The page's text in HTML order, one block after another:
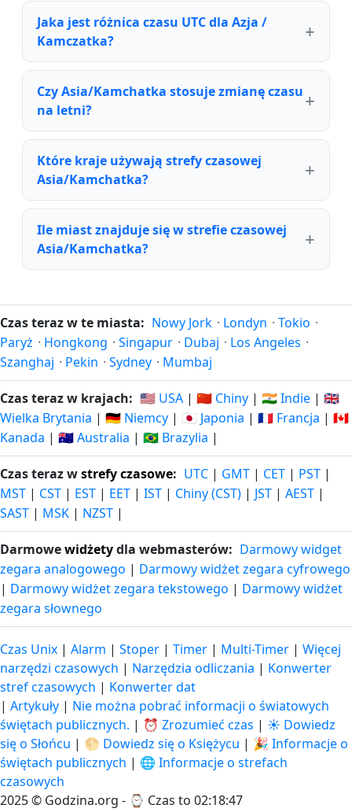
Jaka jest różnica czasu UTC dla Azja /
Kamczatka?
Czy Asia/Kamchatka stosuje zmianę czasu
na letni?
Które kraje używają strefy czasowej
Asia/Kamchatka?
Ile miast znajduje się w strefie czasowej
Asia/Kamchatka?
Czas teraz w te miasta: Nowy Jork · Londyn · Tokio ·
Paryż · Hongkong · Singapur · Dubaj · Los Angeles ·
Szanghaj · Pekin · Sydney · Mumbaj
Czas teraz w krajach: 🇺🇸 USA | 🇨🇳 Chiny | 🇮🇳 Indie | 🇬🇧
Wielka Brytania | 🇩🇪 Niemcy | 🇯🇵 Japonia | 🇫🇷 Francja | 🇨🇦
Kanada | 🇦🇺 Australia | 🇧🇷 Brazylia |
Czas teraz wstrefy czasowe: UTC | GMT | CET | PST |
MST | CST | EST | EET | IST | Chiny (CST) | JST | AEST |
SAST | MSK | NZST |
Darmowewidżetydla webmasterów: Darmowy widget
zegara analogowego | Darmowy widżet zegara cyfrowego
| Darmowy widżet zegara tekstowego | Darmowy widżet
zegara słownego
Czas Unix | Alarm | Stoper | Timer | Multi-Timer | Więcej
narzędzi czasowych | Narzędzia odliczania | Konwerter
stref czasowych | Konwerter dat
| Artykuły | Nie można pobrać informacji o światowych
świętach publicznych. | ⏰ Zrozumieć czas | ☀️ Dowiedz
się o Słońcu | 🌕 Dowiedz się o Księżycu | 🎉 Informacje o
świętach publicznych | 🌐 Informacje o strefach
czasowych
2025 © Godzina.org - ⌚ Czas to 02:18:48